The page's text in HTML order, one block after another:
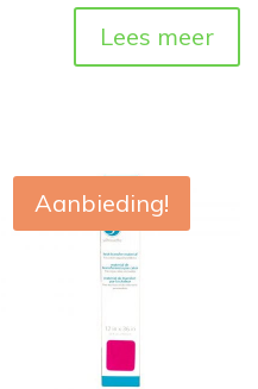
Lees meer
Aanbieding!